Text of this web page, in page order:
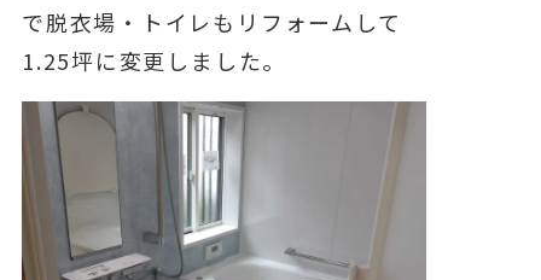
で脱衣場・トイレもリフォームして
1.25坪に変更しました。